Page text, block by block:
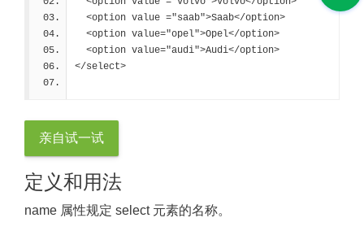
  <option value ="saab">Saab</option>
  <option value="opel">Opel</option>
  <option value="audi">Audi</option>
</select>
亲自试一试
定义和用法
name 属性规定 select 元素的名称。